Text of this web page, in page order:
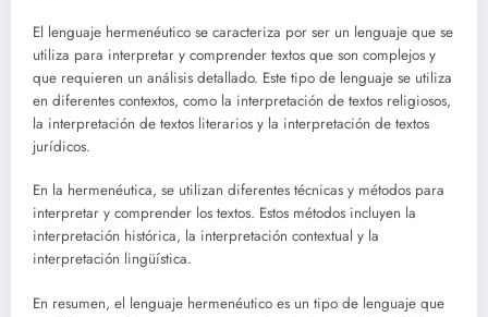
El lenguaje hermenéutico se caracteriza por ser un lenguaje que se
utiliza para interpretar y comprender textos que son complejos y
que requieren un análisis detallado. Este tipo de lenguaje se utiliza
en diferentes contextos, como la interpretación de textos religiosos,
la interpretación de textos literarios y la interpretación de textos
jurídicos.
En la hermenéutica, se utilizan diferentes técnicas y métodos para
interpretar y comprender los textos. Estos métodos incluyen la
interpretación histórica, la interpretación contextual y la
interpretación lingüística.
En resumen, el lenguaje hermenéutico es un tipo de lenguaje que